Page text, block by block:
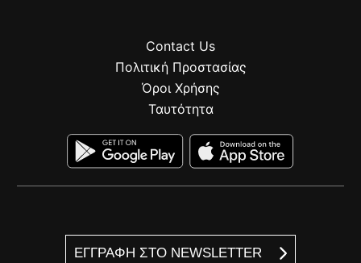
ΕΓΓΡΑΦΗ ΣΤΟ NEWSLETTER
Contact Us
Πολιτική Προστασίας
Όροι Χρήσης
Ταυτότητα